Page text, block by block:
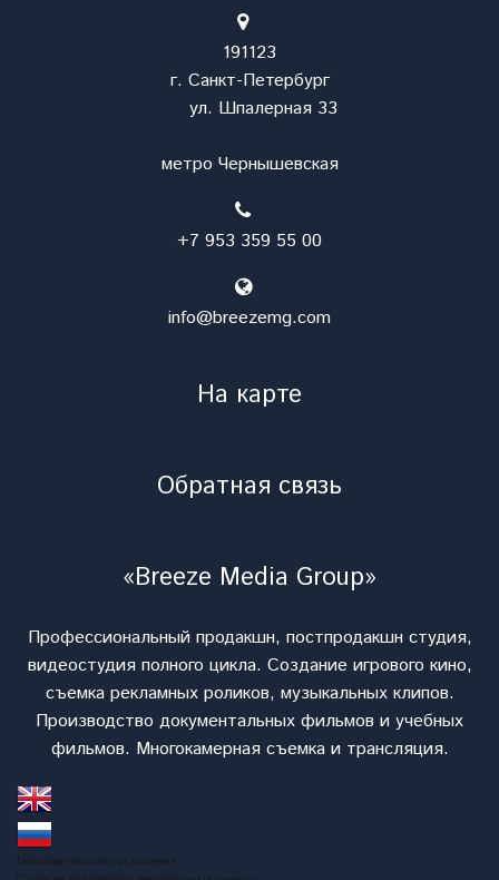
191123
г. Санкт-Петербург
ул. Шпалерная 33
метро Чернышевская
+7 953 359 55 00
info@breezemg.com
На карте
Обратная связь
«Breeze Media Group»
Профессиональный продакшн, постпродакшн студия,
видеостудия полного цикла. Cоздание игрового кино,
съемка рекламных роликов, музыкальных клипов.
Производство документальных фильмов и учебных
фильмов. Многокамерная съемка и трансляция.
Пользовательское соглашение